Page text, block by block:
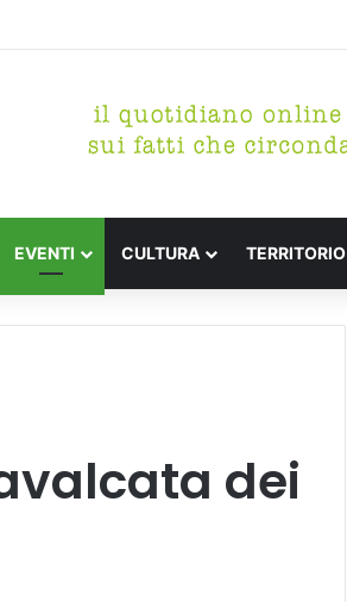
Certaldo
EVENTI CULTURA TERRITORIO
dei